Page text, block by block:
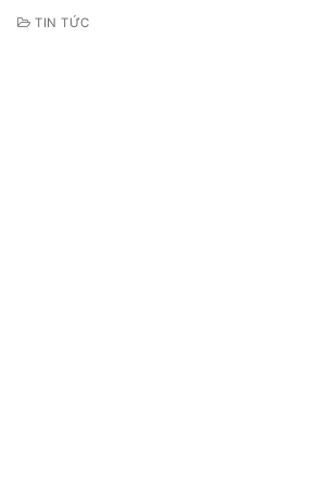
TIN TỨC